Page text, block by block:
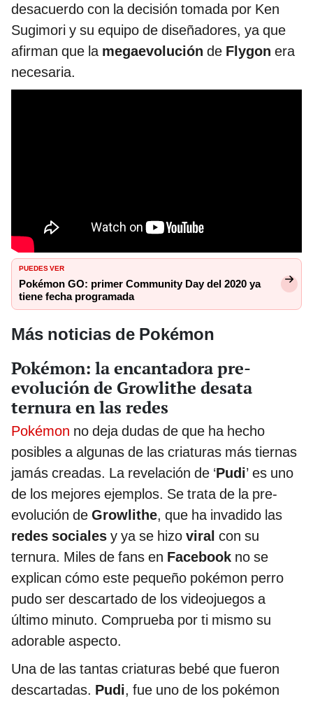
desacuerdo con la decisión tomada por Ken
Sugimori y su equipo de diseñadores, ya que
afirman que la megaevolución de Flygon era
necesaria.
PUEDES VER
Pokémon GO: primer Community Day del 2020 ya
tiene fecha programada
Más noticias de Pokémon
Pokémon: la encantadora pre-
evolución de Growlithe desata
ternura en las redes
Pokémon no deja dudas de que ha hecho
posibles a algunas de las criaturas más tiernas
jamás creadas. La revelación de ‘Pudi’ es uno
de los mejores ejemplos. Se trata de la pre-
evolución de Growlithe, que ha invadido las
redes sociales y ya se hizo viral con su
ternura. Miles de fans en Facebook no se
explican cómo este pequeño pokémon perro
pudo ser descartado de los videojuegos a
último minuto. Comprueba por ti mismo su
adorable aspecto.
Una de las tantas criaturas bebé que fueron
descartadas. Pudi, fue uno de los pokémon